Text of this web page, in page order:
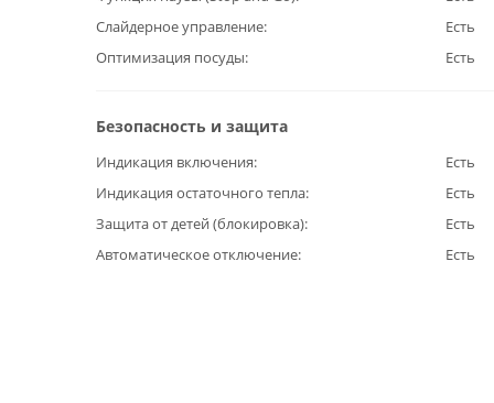
Слайдерное управление
Есть
Оптимизация посуды
Есть
Безопасность и защита
Индикация включения
Есть
Индикация остаточного тепла
Есть
Защита от детей (блокировка)
Есть
Автоматическое отключение
Есть